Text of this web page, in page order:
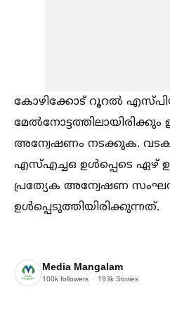
കോഴിക്കോട് റൂറല്‍
മേല്‍നോട്ടത്തിലായിരിക്കും
അന്വേഷണം നടക്കുക.
എസ്‌എച്ചഒ ഉള്‍പ്പെടെ
പ്രത്യേക അന്വേഷണ
ഉള്‍പ്പെടുത്തിയിരിക്കുന്നത്.
Media Mangalam
100k followers 193k Stories